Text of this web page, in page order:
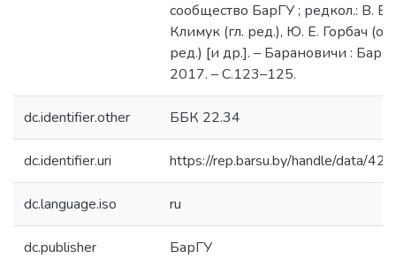
сообщество БарГУ ; редкол.: В. В.
Климук (гл. ред.), Ю. Е. Горбач
ред.) [и др.]. – Барановичи :
2017. – С.123–125.
dc.identifier.other ББК 22.34
dc.identifier.uri https://rep.barsu.by/handle/data/
dc.language.iso ru
dc.publisher БарГУ